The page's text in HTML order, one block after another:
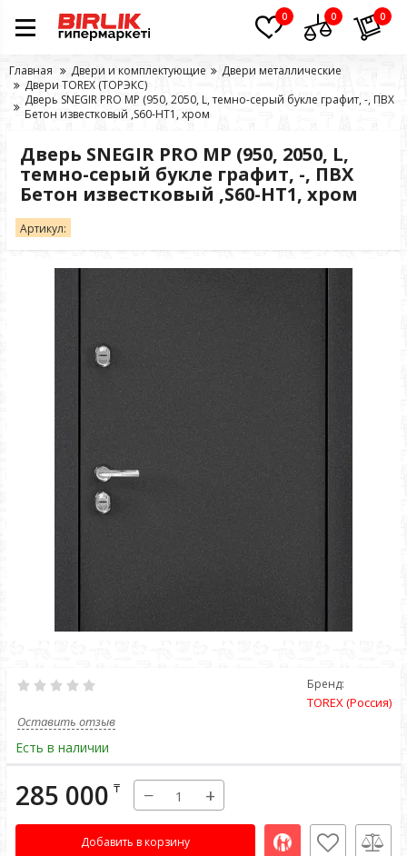
0 0 0
Главная Двери и комплектующие
Двери металлические
Двери TOREX (ТОРЭКС)
Дверь SNEGIR PRO MP (950, 2050, L, темно-серый букле графит, -, ПВХ
Бетон известковый ,S60-HT1, хром
Дверь SNEGIR PRO MP (950, 2050, L,
темно-серый букле графит, -, ПВХ
Бетон известковый ,S60-HT1, хром
Артикул:
Бренд:
TOREX (Россия)
Оставить отзыв
Есть в наличии
285 000 ₸ − +
Добавить в корзину